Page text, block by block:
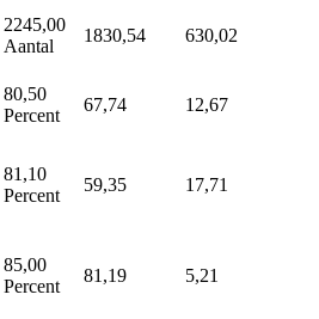
2245,00
Aantal
1830,54 630,02
80,50
Percent
67,74 12,67
81,10
Percent
59,35 17,71
85,00
Percent
81,19 5,21